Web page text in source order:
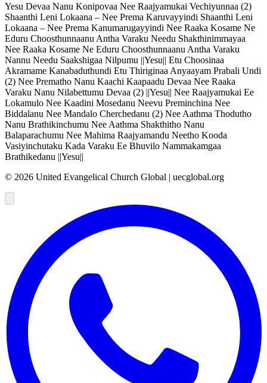
Yesu Devaa Nanu Konipovaa Nee Raajyamukai Vechiyunnaa (2)
Shaanthi Leni Lokaana – Nee Prema Karuvayyindi Shaanthi Leni
Lokaana – Nee Prema Kanumarugayyindi Nee Raaka Kosame Ne
Eduru Choosthunnaanu Antha Varaku Needu Shakthinimmayaa
Nee Raaka Kosame Ne Eduru Choosthunnaanu Antha Varaku
Nannu Needu Saakshigaa Nilpumu ||Yesu|| Etu Choosinaa
Akramame Kanabaduthundi Etu Thiriginaa Anyaayam Prabali Undi
(2) Nee Prematho Nanu Kaachi Kaapaadu Devaa Nee Raaka
Varaku Nanu Nilabettumu Devaa (2) ||Yesu|| Nee Raajyamukai Ee
Lokamulo Nee Kaadini Mosedanu Neevu Preminchina Nee
Biddalanu Nee Mandalo Cherchedanu (2) Nee Aathma Thodutho
Nanu Brathikinchumu Nee Aathma Shakthitho Nanu
Balaparachumu Nee Mahima Raajyamandu Neetho Kooda
Vasiyinchutaku Kada Varaku Ee Bhuvilo Nammakamgaa
Brathikedanu ||Yesu||
© 2026 United Evangelical Church Global | uecglobal.org